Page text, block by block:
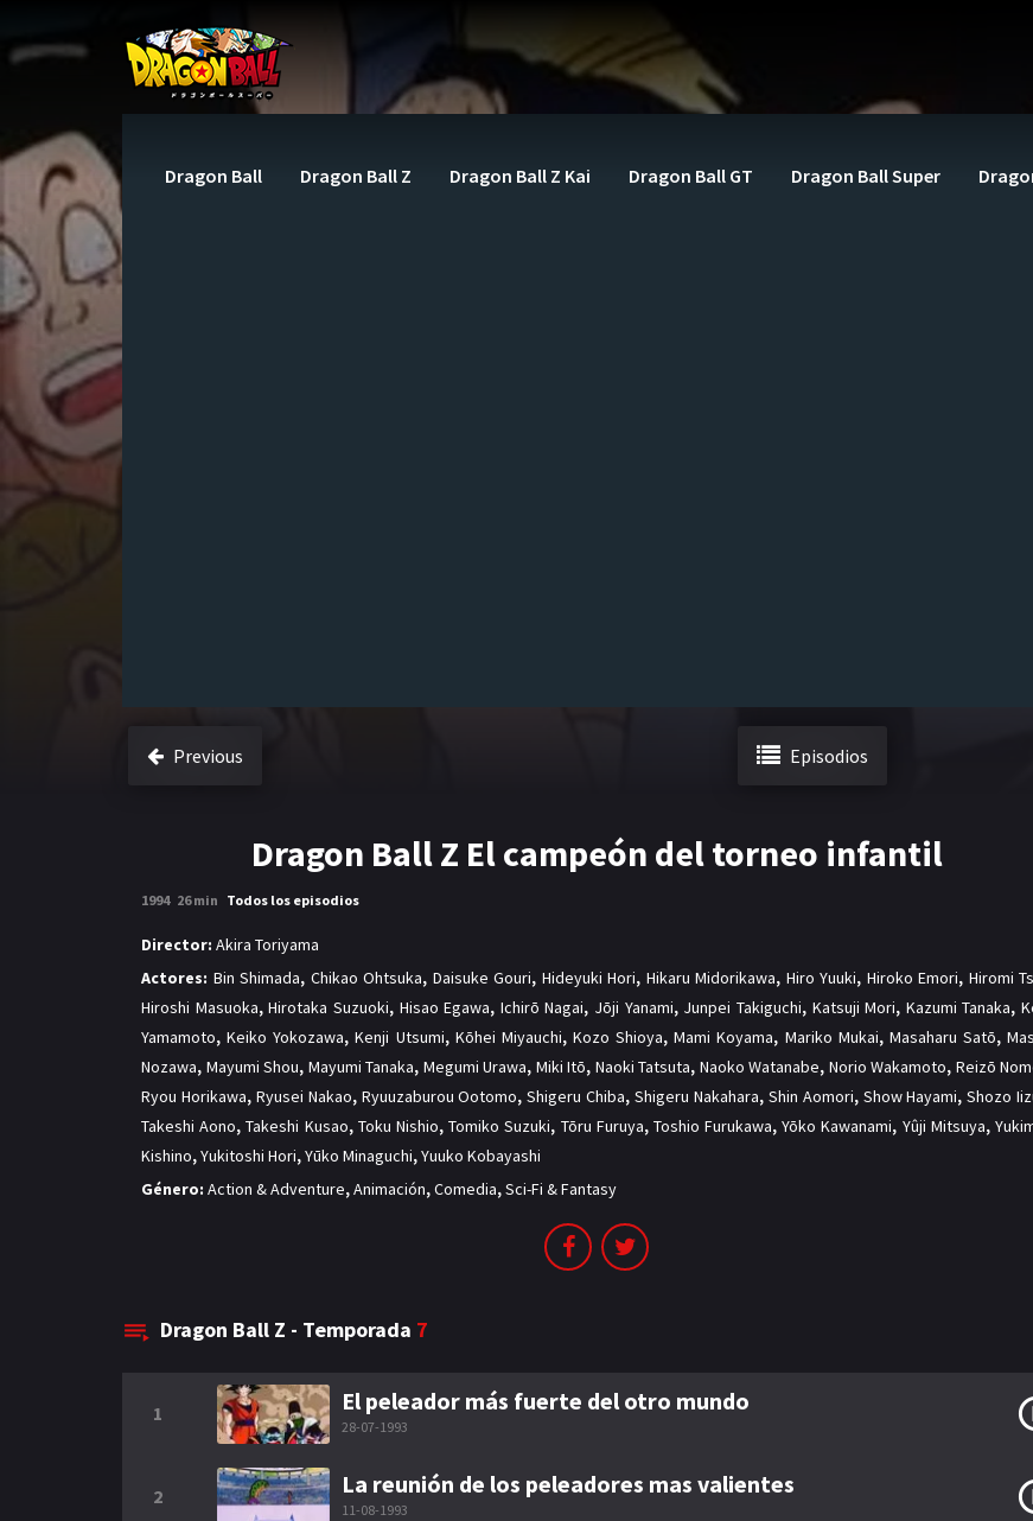
Dragon Ball Dragon Ball Z Dragon Ball Z Kai Dragon Ball GT Dragon Ball Super
Previous Episodios
Dragon Ball Z El campeón del torneo infantil
1994 26 min Todos los episodios
Director: Akira Toriyama
Actores: Bin Shimada, Chikao Ohtsuka, Daisuke Gouri, Hideyuki Hori, Hikaru Midorikawa, Hiro Yuuki, Hiroko Emori, Hiromi
Hiroshi Masuoka,Hirotaka Suzuoki, Hisao Egawa, Ichirō Nagai, Jōji Yanami, Junpei Takiguchi, Katsuji Mori, Kazumi Tanaka,
Yamamoto,Keiko Yokozawa,Kenji Utsumi, Kōhei Miyauchi, Kozo Shioya,Mami Koyama, Mariko Mukai, Masaharu Satō,
Nozawa, Mayumi Shou, Mayumi Tanaka, Megumi Urawa, Miki Itō, Naoki Tatsuta, Naoko Watanabe, Norio Wakamoto, Reizō
Ryou Horikawa, Ryusei Nakao, Ryuuzaburou Ootomo,Shigeru Chiba, Shigeru Nakahara, Shin Aomori, Show Hayami,Shozo
Takeshi Aono,Takeshi Kusao, Toku Nishio,Tomiko Suzuki, Tōru Furuya, Toshio Furukawa,Yōko Kawanami, Yûji Mitsuya,
Kishino,Yukitoshi Hori,Yūko Minaguchi,Yuuko Kobayashi
Género: Action & Adventure,Animación,Comedia,Sci-Fi & Fantasy
Dragon Ball Z - Temporada 7
1 El peleador más fuerte del otro mundo
28-07-1993
2 La reunión de los peleadores mas valientes
11-08-1993